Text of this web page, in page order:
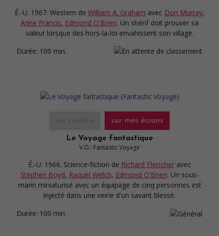
É.-U. 1967. Western de William A. Graham avec Don Murray,
Anne Francis, Edmond O'Brien. Un shérif doit prouver sa
valeur lorsque des hors-la-loi envahissent son village.
Durée: 100 min.
sur mes écrans
Le Voyage fantastique
V.O.: Fantastic Voyage
É.-U. 1966. Science-fiction de Richard Fleischer avec
Stephen Boyd, Raquel Welch, Edmond O'Brien. Un sous-
marin miniaturisé avec un équipage de cinq personnes est
injecté dans une veine d'un savant blessé.
Durée: 100 min.